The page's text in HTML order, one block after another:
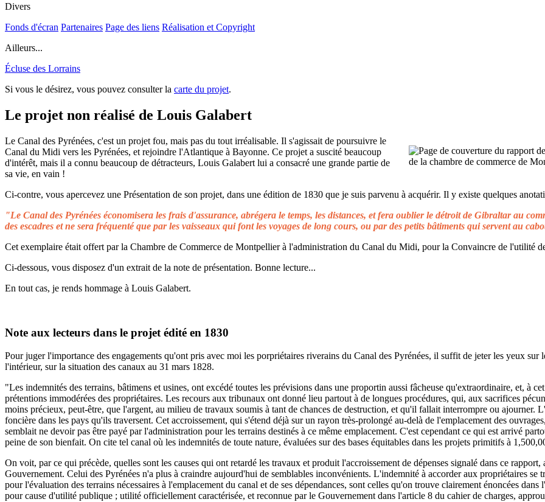
Divers
Fonds d'écran Partenaires Page des liens Réalisation et Copyright
Ailleurs...
Écluse des Lorrains
Si vous le désirez, vous pouvez consulter la carte du projet.
Le projet non réalisé de Louis Galabert
Le Canal des Pyrénées, c'est un projet fou, mais pas du tout irréalisable. Il s'agissait de poursuivre le
Canal du Midi vers les Pyrénées, et rejoindre l'Atlantique à Bayonne. Ce projet a suscité beaucoup
d'intérêt, mais il a connu beaucoup de détracteurs, Louis Galabert lui a consacré une grande partie de
sa vie, en vain !
Ci-contre, vous apercevez une Présentation de son projet, dans une édition de 1830 que je suis parvenu à acquérir. Il y existe quelques
"Le Canal des Pyrénées économisera les frais d'assurance, abrégera le temps, les distances, et fera oublier le détroit de Gibraltar au
des escadres et ne sera fréquenté que par les vaisseaux qui font les voyages de long cours, ou par des petits bâtiments qui servent au
Cet exemplaire était offert par la Chambre de Commerce de Montpellier à l'administration du Canal du Midi, pour la Convaincre de l'utilité
Ci-dessous, vous disposez d'un extrait de la note de présentation. Bonne lecture...
En tout cas, je rends hommage à Louis Galabert.
Note aux lecteurs dans le projet édité en 1830
Pour juger l'importance des engagements qu'ont pris avec moi les porpriétaires riverains du Canal des Pyrénées, il suffit de jeter les yeux
l'intérieur, sur la situation des canaux au 31 mars 1828.
"Les indemnités des terrains, bâtimens et usines, ont excédé toutes les prévisions dans une proportin aussi fâcheuse qu'extraordinaire, et, à
prétentions immodérées des propriétaires. Les recours aux tribunaux ont donné lieu partout à de longues procédures, qui, aux sacrifices
moins précieux, peut-être, que l'argent, au milieu de travaux soumis à tant de chances de destruction, et qu'il fallait interrompre ou ajourner.
foncière dans les pays qu'ils traversent. Cet accroissement, qui s'étend déjà sur un rayon très-prolongé au-delà de l'emplacement des
semblait ne devoir pas être payé par l'administration pour les terrains destinés à ce même emplacement. C'est cependant ce qui est arrivé
peine de son bienfait. On cite tel canal où les indemnités de toute nature, évaluées sur des bases équitables dans les projets primitifs à
On voit, par ce qui précède, quelles sont les causes qui ont retardé les travaux et produit l'accroissement de dépenses signalé dans ce
Gouvernement. Celui des Pyrénées n'a plus à craindre aujourd'hui de semblables inconvénients. L'indemnité à accorder aux propriétaires se
pour l'évaluation des terrains nécessaires à l'emplacement du canal et de ses dépendances, sont celles qu'on trouve clairement énoncées
pour cause d'utilité publique ; utilité officiellement caractérisée, et reconnue par le Gouvernement dans l'article 8 du cahier de charges,